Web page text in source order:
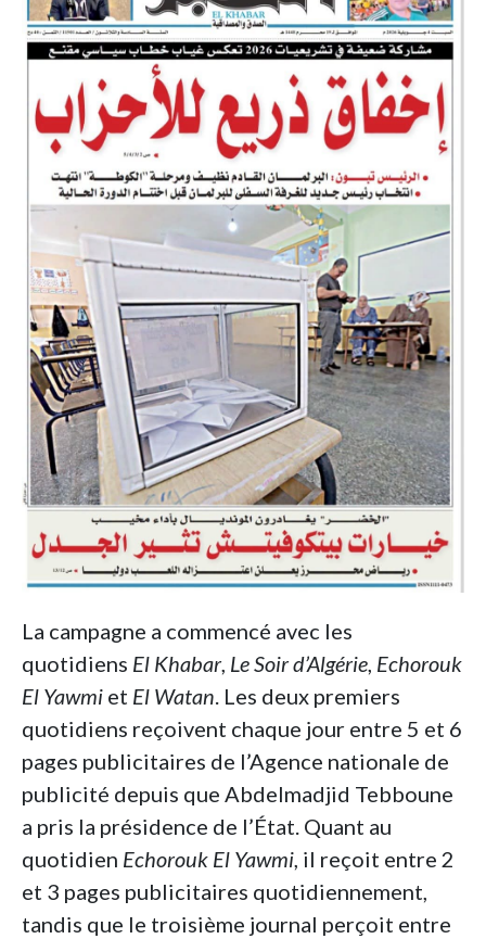
La campagne a commencé avec les
quotidiens El Khabar, Le Soir d’Algérie, Echorouk
El Yawmi et El Watan. Les deux premiers
quotidiens reçoivent chaque jour entre 5 et 6
pages publicitaires de l’Agence nationale de
publicité depuis que Abdelmadjid Tebboune
a pris la présidence de l’État. Quant au
quotidien Echorouk El Yawmi, il reçoit entre 2
et 3 pages publicitaires quotidiennement,
tandis que le troisième journal perçoit entre